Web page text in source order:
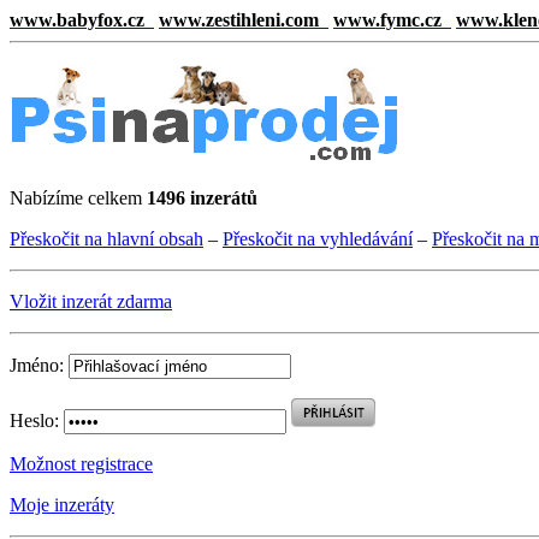
www.babyfox.cz www.zestihleni.com www.fymc.cz
Nabízíme celkem 1496 inzerátů
Přeskočit na hlavní obsah – Přeskočit na vyhledávání– Přeskočit na
Vložit inzerát zdarma
Jméno:
Heslo:
Možnost registrace
Moje inzeráty